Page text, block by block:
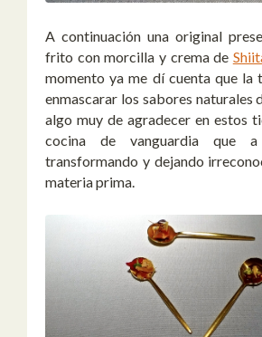
A continuación una original
frito con morcilla y crema de
momento ya me dí cuenta que la
enmascarar los sabores naturales
algo muy de agradecer en estos
cocina de vanguardia que
transformando y dejando
materia prima.